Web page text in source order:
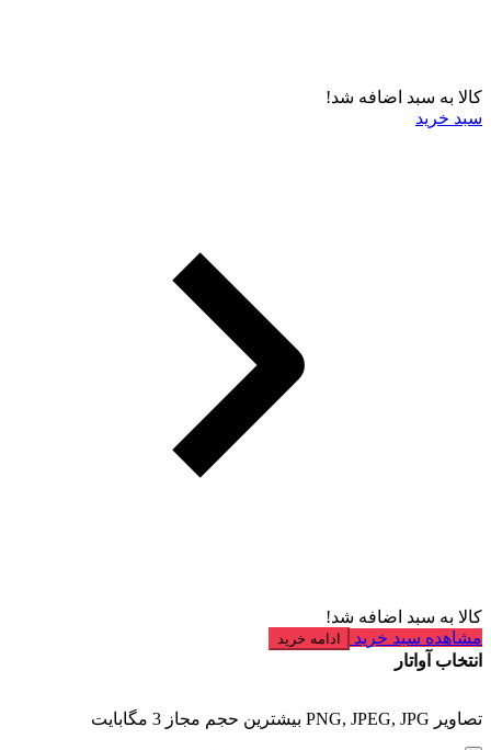
کالا به سبد اضافه شد!
سبد خرید
کالا به سبد اضافه شد!
مشاهده سبد خرید
ادامه خرید
انتخاب آواتار
تصاویر PNG, JPEG, JPG بیشترین حجم مجاز 3 مگابایت